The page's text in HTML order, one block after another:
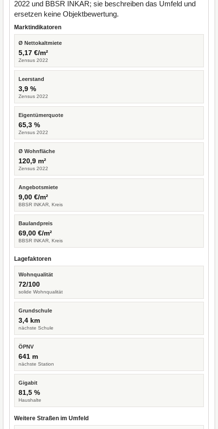
2022 und BBSR INKAR; sie beschreiben das Umfeld und
ersetzen keine Objektbewertung.
Marktindikatoren
Ø Nettokaltmiete
5,17 €/m²
Zensus 2022
Leerstand
3,9 %
Zensus 2022
Eigentümerquote
65,3 %
Zensus 2022
Ø Wohnfläche
120,9 m²
Zensus 2022
Angebotsmiete
9,00 €/m²
BBSR INKAR, Kreis
Baulandpreis
69,00 €/m²
BBSR INKAR, Kreis
Lagefaktoren
Wohnqualität
72/100
solide Wohnqualität
Grundschule
3,4 km
nächste Schule
ÖPNV
641 m
nächste Station
Gigabit
81,5 %
Haushalte
Weitere Straßen im Umfeld